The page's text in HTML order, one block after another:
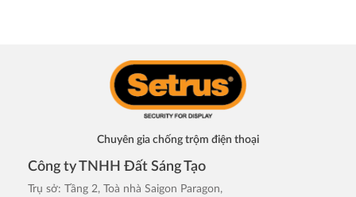
Chuyên gia chống trộm điện thoại
Công ty TNHH Đất Sáng Tạo
Trụ sở: Tầng 2, Toà nhà Saigon Paragon,